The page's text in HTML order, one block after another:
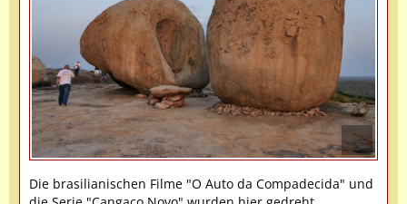
Die brasilianischen Filme "O Auto da Compadecida" und